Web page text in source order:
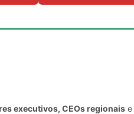
executivos, CEOs regionais e